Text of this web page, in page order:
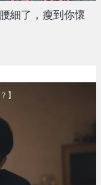
細了，瘦到你懷